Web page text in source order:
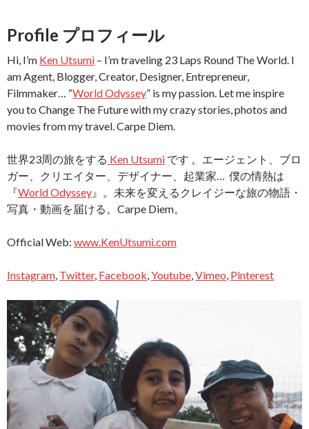
Profile プロフィール
Hi, I’m Ken Utsumi – I’m traveling 23 Laps Round The World. I
am Agent, Blogger, Creator, Designer, Entrepreneur,
Filmmaker… “World Odyssey” is my passion. Let me inspire
you to Change The Future with my crazy stories, photos and
movies from my travel. Carpe Diem.
世界23周の旅をする Ken Utsumi です 。エージェント、ブロ
ガー、クリエイター、デザイナー、起業家… 僕の情熱は
『World Odyssey 』。未来を変えるクレイジーな旅の物語・
写真・動画を届ける。Carpe Diem。
Official Web: www.KenUtsumi.com
Instagram Twitter, Facebook Youtube Vimeo Pinterest